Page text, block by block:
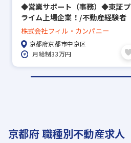
◆営業サポート（事務）◆東証プ
ライム上場企業！/不動産経験者
の募集！/年間休日122日＆土日祝
休み
株式会社フィル・カンパニー
京都府京都市中京区
月給制33万円
京都府 職種別不動産求人